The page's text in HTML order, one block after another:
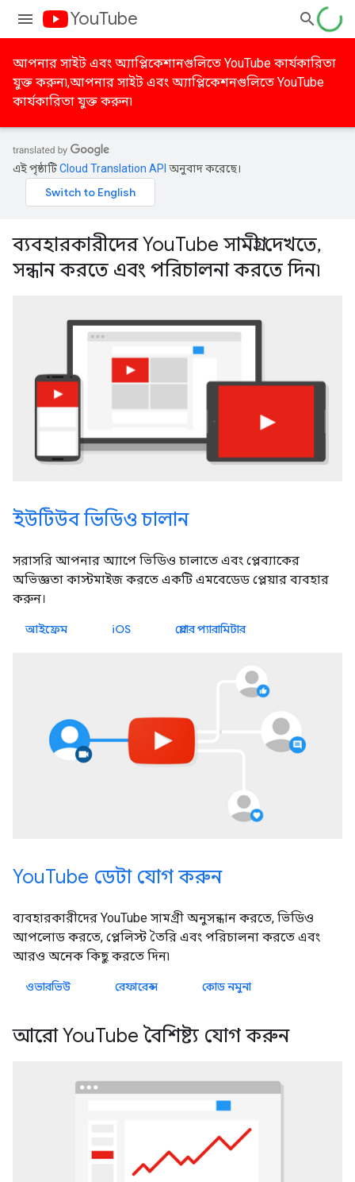
YouTube
আপনার সাইট এবং অ্যাপ্লিকেশানগুলিতে YouTube কার্যকারিতা
যুক্ত করুন৷,আপনার সাইট এবং অ্যাপ্লিকেশনগুলিতে YouTube
কার্যকারিতা যুক্ত করুন৷
এই পৃষ্ঠাটিCloud Translation API অনুবাদ করেছে।
ব্যবহারকারীদের YouTube সামগ্রী দেখতে,
সন্ধান করতে এবং পরিচালনা করতে দিন৷
ইউটিউব ভিডিও চালান
সরাসরি আপনার অ্যাপে ভিডিও চালাতে এবং প্লেব্যাকের
অভিজ্ঞতা কাস্টমাইজ করতে একটি এমবেডেড প্লেয়ার ব্যবহার
করুন।
আইফ্রেম iOS প্লেয়ার প্যারামিটার
YouTube ডেটা যোগ করুন
ব্যবহারকারীদের YouTube সামগ্রী অনুসন্ধান করতে, ভিডিও
আপলোড করতে, প্লেলিস্ট তৈরি এবং পরিচালনা করতে এবং
আরও অনেক কিছু করতে দিন৷
ওভারভিউ রেফারেন্স কোড নমুনা
আরো YouTube বৈশিষ্ট্য যোগ করুন